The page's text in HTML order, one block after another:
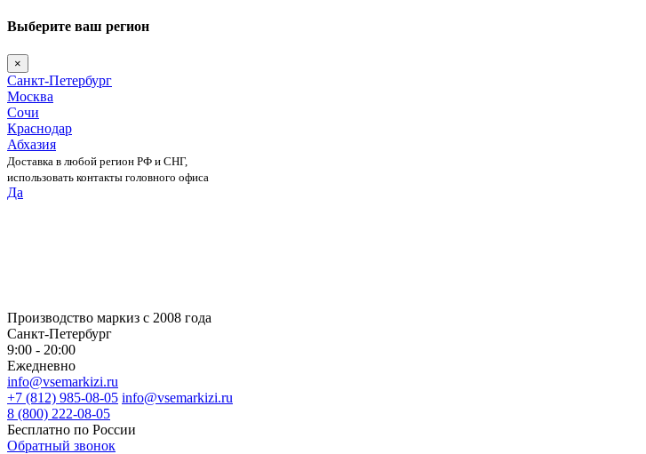
Выберите ваш регион
×
Санкт-Петербург
Москва
Сочи
Краснодар
Абхазия
Доставка в любой регион РФ и СНГ,
использовать контакты головного офиса
Да
Производство маркиз с 2008 года
Санкт-Петербург
9:00 - 20:00
Ежедневно
info@vsemarkizi.ru
+7 (812) 985-08-05 info@vsemarkizi.ru
8 (800) 222-08-05
Бесплатно по России
Обратный звонок